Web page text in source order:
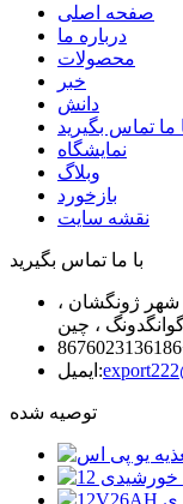
صفحه اصلی
درباره ما
محصولات
خبر
دانش
ما تماس بگیرید
نمایشگاه
وبلاگ
بازخورد
نقشه سایت
با ما تماس بگیرید
شهر ژونگشان ،
، چین
ایمیل:
توصیه شده